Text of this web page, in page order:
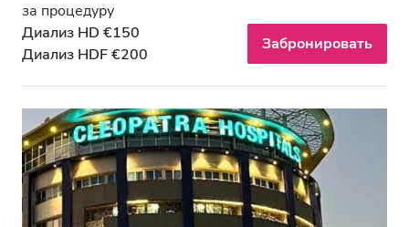
Хорошо
Очень хорошо
Отлично
за процедуру
Диализ HD €150
Диализ HDF €200
Забронировать